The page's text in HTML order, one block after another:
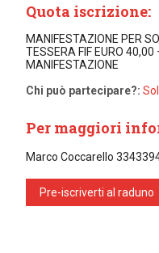
Quota iscrizione:
MANIFESTAZIONE PER
TESSERA FIF EURO 40,00
MANIFESTAZIONE
Chi può partecipare?:
Per maggiori
Marco Coccarello
Pre-iscriverti al raduno